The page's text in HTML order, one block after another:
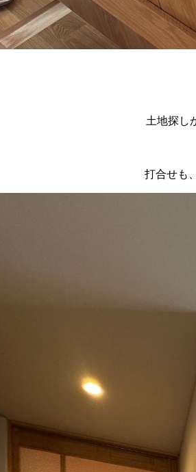
土地探し
打合せも